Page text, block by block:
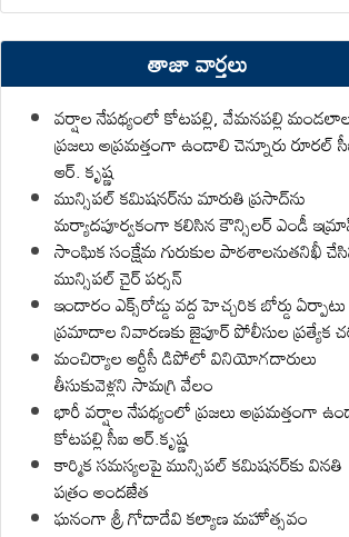
తాజా వార్తలు
వర్షాల నేపథ్యంలో కోటపల్లి, వేమనపల్లి
ప్రజలు అప్రమత్తంగా ఉండాలి చెన్నూరు రూరల్
ఆర్. కృష్ణ
మున్సిపల్ కమిషనర్‌ను మారుతి ప్రసాద్‌ను
మర్యాదపూర్వకంగా కలిసిన కౌన్సిలర్ ఎండీ
సాంఘిక సంక్షేమ గురుకుల పాఠశాలనుతనిఖీ
మున్సిపల్ చైర్ పర్సన్
ఇందారం ఎక్స్‌రోడ్డు వద్ద హెచ్చరిక బోర్డు ఏర్పాటు
ప్రమాదాల నివారణకు జైపూర్ పోలీసుల ప్రత్యేక
మంచిర్యాల ఆర్టీసీ డిపోలో వినియోగదారులు
తీసుకువెళ్లని సామగ్రి వేలం
భారీ వర్షాల నేపథ్యంలో ప్రజలు అప్రమత్తంగా
కోటపల్లి సీఐ ఆర్.కృష్ణ
కార్మిక సమస్యలపై మున్సిపల్ కమిషనర్‌కు వినతి
పత్రం అందజేత
ఘనంగా శ్రీ గోదాదేవి కల్యాణ మహోత్సవం